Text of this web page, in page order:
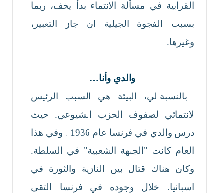
القرابية في مسألة الانتماء بدأ يخف، ربما
بسبب الفجوة الجيلية ان جاز التعبير،
وغيرها.
والدي وأنا…
بالنسبة لي، البيئة هي السبب الرئيس
لانتمائي لصفوف الحزب الشيوعي. حيث
درس والدي في فرنسا عام 1936 . وفي هذا
العام كانت "الجبهة الشعبية" في السلطة.
وكان هناك قتال بين النازية والثورة في
اسبانيا. خلال وجوده في فرنسا التقى